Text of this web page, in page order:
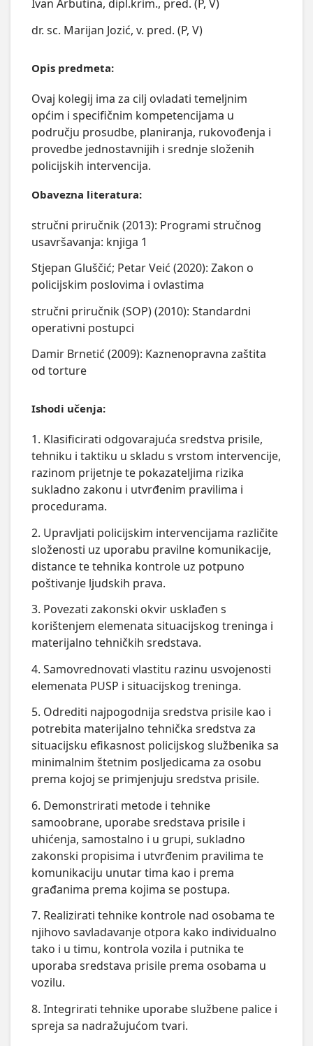
Ivan Arbutina, dipl.krim., pred. (P, V)
dr. sc. Marijan Jozić, v. pred. (P, V)
Opis predmeta:
Ovaj kolegij ima za cilj ovladati temeljnim
općim i specifičnim kompetencijama u
području prosudbe, planiranja, rukovođenja i
provedbe jednostavnijih i srednje složenih
policijskih intervencija.
Obavezna literatura:
stručni priručnik (2013): Programi stručnog
usavršavanja: knjiga 1
Stjepan Gluščić; Petar Veić (2020): Zakon o
policijskim poslovima i ovlastima
stručni priručnik (SOP) (2010): Standardni
operativni postupci
Damir Brnetić (2009): Kaznenopravna zaštita
od torture
Ishodi učenja:
1. Klasificirati odgovarajuća sredstva prisile,
tehniku i taktiku u skladu s vrstom intervencije,
razinom prijetnje te pokazateljima rizika
sukladno zakonu i utvrđenim pravilima i
procedurama.
2. Upravljati policijskim intervencijama različite
složenosti uz uporabu pravilne komunikacije,
distance te tehnika kontrole uz potpuno
poštivanje ljudskih prava.
3. Povezati zakonski okvir usklađen s
korištenjem elemenata situacijskog treninga i
materijalno tehničkih sredstava.
4. Samovrednovati vlastitu razinu usvojenosti
elemenata PUSP i situacijskog treninga.
5. Odrediti najpogodnija sredstva prisile kao i
potrebita materijalno tehnička sredstva za
situacijsku efikasnost policijskog službenika sa
minimalnim štetnim posljedicama za osobu
prema kojoj se primjenjuju sredstva prisile.
6. Demonstrirati metode i tehnike
samoobrane, uporabe sredstava prisile i
uhićenja, samostalno i u grupi, sukladno
zakonski propisima i utvrđenim pravilima te
komunikaciju unutar tima kao i prema
građanima prema kojima se postupa.
7. Realizirati tehnike kontrole nad osobama te
njihovo savladavanje otpora kako individualno
tako i u timu, kontrola vozila i putnika te
uporaba sredstava prisile prema osobama u
vozilu.
8. Integrirati tehnike uporabe službene palice i
spreja sa nadražujućom tvari.